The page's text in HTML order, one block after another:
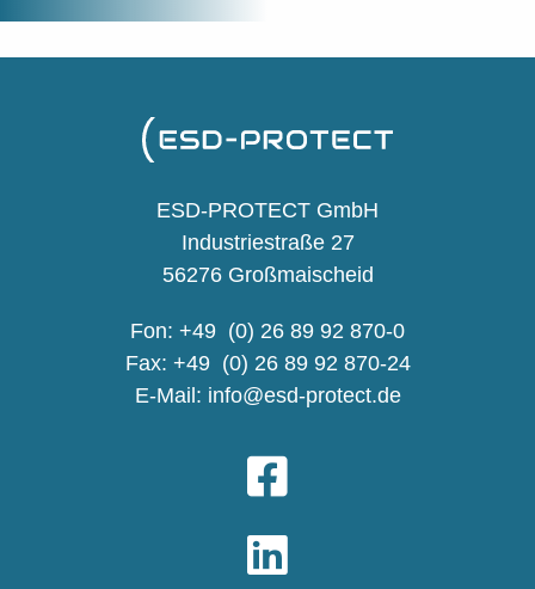
ESD-PROTECT GmbH
Industriestraße 27
56276 Großmaischeid
Fon: +49 (0) 26 89 92 870-0
Fax: +49 (0) 26 89 92 870-24
E-Mail: info@esd-protect.de